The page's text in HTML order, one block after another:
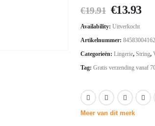
€19.91
prijs
was:
€19.91.
€13.93
Availability: Uitverkocht
Artikelnummer:
Categorieën: Lingerie, String,
Tag: Gratis verzending vanaf
Meer van dit merk